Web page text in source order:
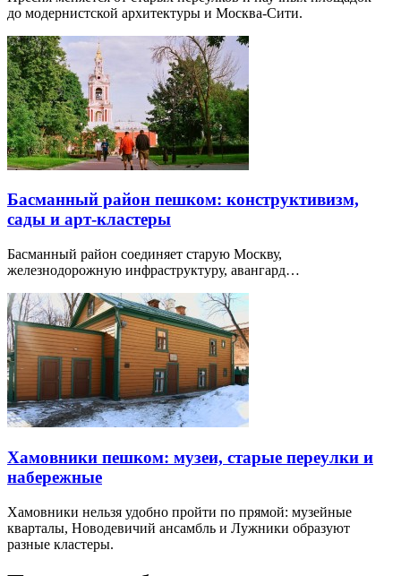
до модернистской архитектуры и Москва-Сити.
Басманный район пешком: конструктивизм,
сады и арт-кластеры
Басманный район соединяет старую Москву,
железнодорожную инфраструктуру, авангард…
Хамовники пешком: музеи, старые переулки и
набережные
Хамовники нельзя удобно пройти по прямой: музейные
кварталы, Новодевичий ансамбль и Лужники образуют
разные кластеры.